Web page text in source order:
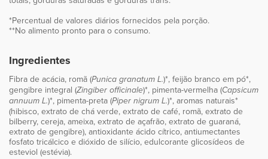
*Percentual de valores diários fornecidos pela porção.
**No alimento pronto para o consumo.
Ingredientes
Fibra de acácia, romã (Punica granatum L.)*, feijão branco em pó*,
gengibre integral (Zingiber officinale)*, pimenta-vermelha (Capsicum
annuum L.)*, pimenta-preta (Piper nigrum L.)*, aromas naturais*
(hibisco, extrato de chá verde, extrato de café, romã, extrato de
bilberry, cereja, ameixa, extrato de açafrão, extrato de guaraná,
extrato de gengibre), antioxidante ácido cítrico, antiumectantes
fosfato tricálcico e dióxido de silício, edulcorante glicosídeos de
esteviol (estévia).